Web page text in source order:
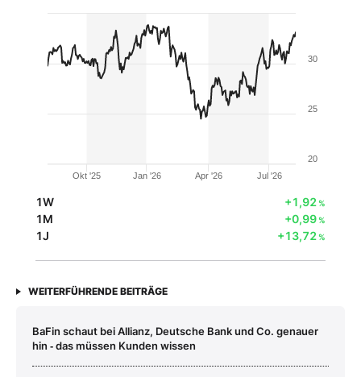
Okt '25 Jan '26 Apr '26 Jul '26
20
25
30
1W +1,92%
1M +0,99%
1J +13,72%
WEITERFÜHRENDE BEITRÄGE
BaFin schaut bei Allianz, Deutsche Bank und Co. genauer
hin ‑ das müssen Kunden wissen